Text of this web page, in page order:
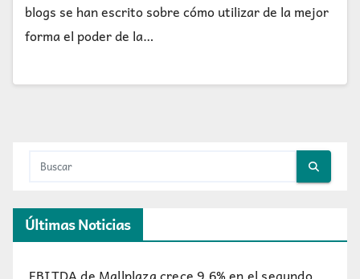
blogs se han escrito sobre cómo utilizar de la mejor
forma el poder de la…
Últimas Noticias
EBITDA de Mallplaza crece 9,6% en el segundo